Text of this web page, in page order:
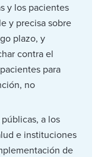
y los pacientes
y precisa sobre
plazo, y
contra el
para
no
a los
e instituciones
de